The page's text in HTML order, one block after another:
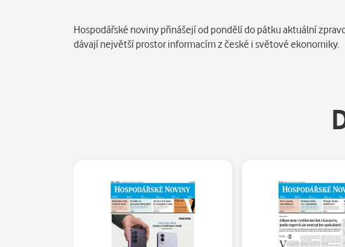
Hospodářské noviny přinášejí od pondělí do pátku aktuální
dávají největší prostor informacím z české i světové ekonomiky.